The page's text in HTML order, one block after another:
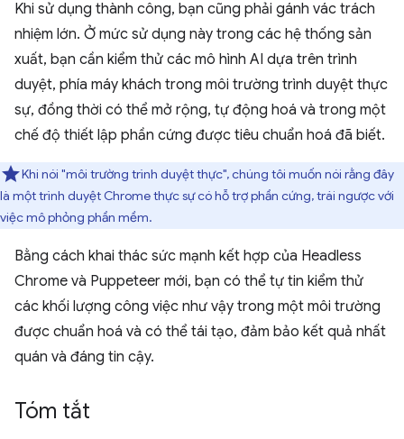
Khi sử dụng thành công, bạn cũng phải gánh vác trách
nhiệm lớn. Ở mức sử dụng này trong các hệ thống sản
xuất, bạn cần kiểm thử các mô hình AI dựa trên trình
duyệt, phía máy khách trong môi trường trình duyệt thực
sự, đồng thời có thể mở rộng, tự động hoá và trong một
chế độ thiết lập phần cứng được tiêu chuẩn hoá đã biết.
Khi nói "môi trường trình duyệt thực", chúng tôi muốn nói rằng đây
là một trình duyệt Chrome thực sự có hỗ trợ phần cứng, trái ngược với
việc mô phỏng phần mềm.
Bằng cách khai thác sức mạnh kết hợp của Headless
Chrome và Puppeteer mới, bạn có thể tự tin kiểm thử
các khối lượng công việc như vậy trong một môi trường
được chuẩn hoá và có thể tái tạo, đảm bảo kết quả nhất
quán và đáng tin cậy.
Tóm tắt